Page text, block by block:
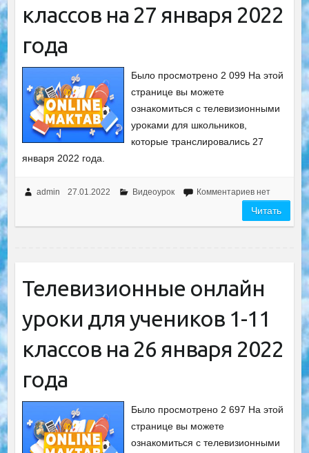
классов на 27 января 2022
года
Было просмотрено 2 099 На этой
странице вы можете
ознакомиться с телевизионными
уроками для школьников,
которые транслировались 27
января 2022 года.
admin 27.01.2022 Видеоурок Комментариев нет
Читать
Телевизионные онлайн
уроки для учеников 1-11
классов на 26 января 2022
года
Было просмотрено 2 697 На этой
странице вы можете
ознакомиться с телевизионными